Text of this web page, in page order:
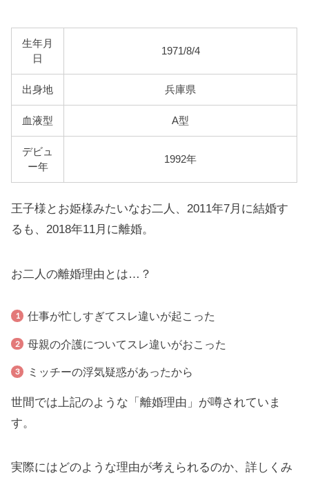
生年月
日
1971/8/4
出身地 兵庫県
血液型 A型
デビュ
ー年
1992年
王子様とお姫様みたいなお二人、2011年7月に結婚す
るも、2018年11月に離婚。
お二人の離婚理由とは…？
仕事が忙しすぎてスレ違いが起こった
母親の介護についてスレ違いがおこった
ミッチーの浮気疑惑があったから
世間では上記のような「離婚理由」が噂されていま
す。
実際にはどのような理由が考えられるのか、詳しくみ